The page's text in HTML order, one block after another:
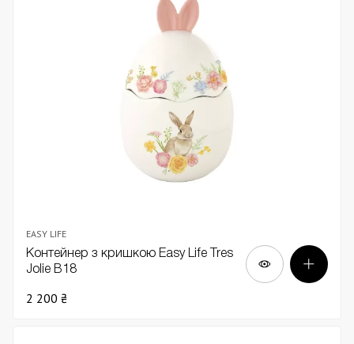
EASY LIFE
Контейнер з кришкою Easy Life Tres
Jolie В18
2 200 ₴